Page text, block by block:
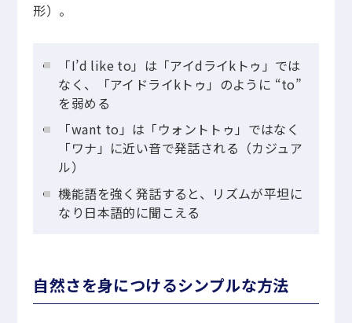
形）。
「I’d like to」は「アイdライkトゥ」では
なく、「アイドライkトゥ」のように “to”
を弱める
「want to」は「ウォントトゥ」ではなく
「ワナ」に近い音で発話される（カジュア
ル）
機能語を強く発話すると、リズムが平坦に
なり日本語的に聞こえる
自然さを身につけるシンプルな方法